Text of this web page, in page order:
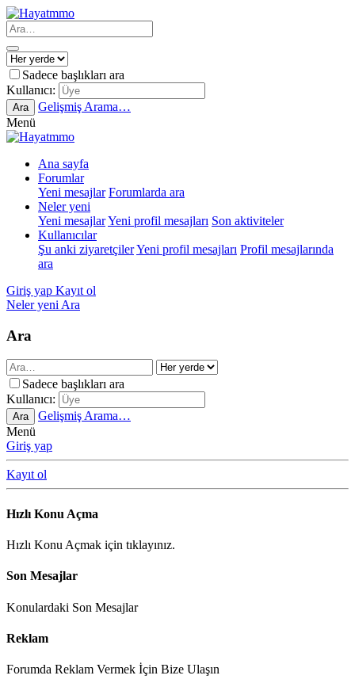
Sadece başlıkları ara
Kullanıcı:
Ara
Gelişmiş Arama…
Menü
Ana sayfa
Forumlar
Yeni mesajlar Forumlarda ara
Neler yeni
Yeni mesajlarYeni profil mesajları Son aktiviteler
Kullanıcılar
Şu anki ziyaretçilerYeni profil mesajları Profil mesajlarında
ara
Giriş yap Kayıt ol
Neler yeni Ara
Ara
Sadece başlıkları ara
Kullanıcı:
Ara
Gelişmiş Arama…
Menü
Giriş yap
Kayıt ol
Hızlı Konu Açma
Hızlı Konu Açmak için tıklayınız.
Son Mesajlar
Konulardaki Son Mesajlar
Reklam
Forumda Reklam Vermek İçin Bize Ulaşın